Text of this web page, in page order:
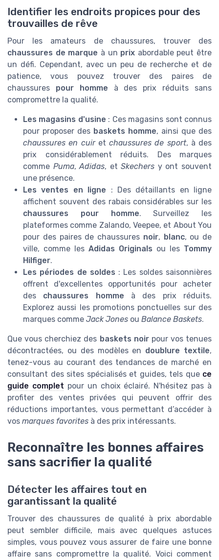
Identifier les endroits propices pour des
trouvailles de rêve
Pour les amateurs de chaussures, trouver des
chaussures de marque à un prix abordable peut être
un défi. Cependant, avec un peu de recherche et de
patience, vous pouvez trouver des paires de
chaussures pour homme à des prix réduits sans
compromettre la qualité.
Les magasins d'usine : Ces magasins sont connus
pour proposer des baskets homme, ainsi que des
chaussures en cuiret chaussures de sport, à des
prix considérablement réduits. Des marques
comme Puma,Adidas, etSkechers y ont souvent
une présence.
Les ventes en ligne : Des détaillants en ligne
affichent souvent des rabais considérables sur les
chaussures pour homme. Surveillez les
plateformes comme Zalando, Veepee, et About You
pour des paires de chaussures noir, blanc, ou de
ville, comme les Adidas Originals ou les Tommy
Hilfiger.
Les périodes de soldes : Les soldes saisonnières
offrent d'excellentes opportunités pour acheter
des chaussures homme à des prix réduits.
Explorez aussi les promotions ponctuelles sur des
marques comme Jack Jones ou Balance Baskets.
Que vous cherchiez des baskets noirpour vos tenues
décontractées, ou des modèles en doublure textile,
tenez-vous au courant des tendances de marché en
consultant des sites spécialisés et guides, tels que ce
guide complet pour un choix éclairé. N'hésitez pas à
profiter des ventes privées qui peuvent offrir des
réductions importantes, vous permettant d’accéder à
vos marques favorites à des prix intéressants.
Reconnaître les bonnes affaires
sans sacrifier la qualité
Détecter les affaires tout en
garantissant la qualité
Trouver des chaussures de qualité à prix abordable
peut sembler difficile, mais avec quelques astuces
simples, vous pouvez vous assurer de faire une bonne
affaire sans compromettre la qualité. Voici comment